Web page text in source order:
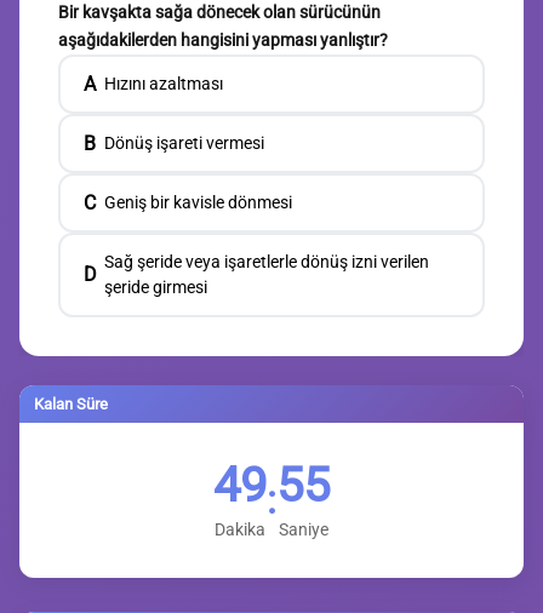
Bir kavşakta sağa dönecek olan sürücünün
aşağıdakilerden hangisini yapması yanlıştır?
A Hızını azaltması
B Dönüş işareti vermesi
C Geniş bir kavisle dönmesi
D
Sağ şeride veya işaretlerle dönüş izni verilen
şeride girmesi
Kalan Süre
49
Dakika
:54
Saniye